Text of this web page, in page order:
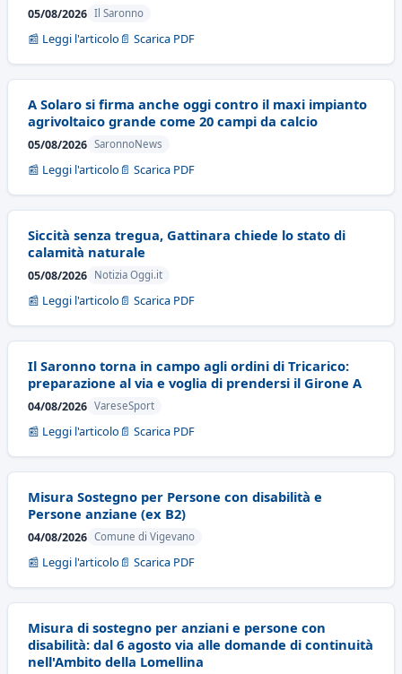
05/08/2026 Il Saronno
📰 Leggi l'articolo 📄 Scarica PDF
A Solaro si firma anche oggi contro il maxi impianto
agrivoltaico grande come 20 campi da calcio
05/08/2026 SaronnoNews
📰 Leggi l'articolo 📄 Scarica PDF
Siccità senza tregua, Gattinara chiede lo stato di
calamità naturale
05/08/2026 Notizia Oggi.it
📰 Leggi l'articolo 📄 Scarica PDF
Il Saronno torna in campo agli ordini di Tricarico:
preparazione al via e voglia di prendersi il Girone A
04/08/2026 VareseSport
📰 Leggi l'articolo 📄 Scarica PDF
Misura Sostegno per Persone con disabilità e
Persone anziane (ex B2)
04/08/2026 Comune di Vigevano
📰 Leggi l'articolo 📄 Scarica PDF
Misura di sostegno per anziani e persone con
disabilità: dal 6 agosto via alle domande di continuità
nell'Ambito della Lomellina